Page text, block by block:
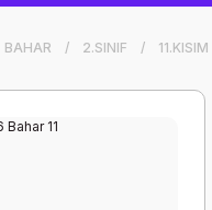
BAHAR 2.SINIF 11.KISIM